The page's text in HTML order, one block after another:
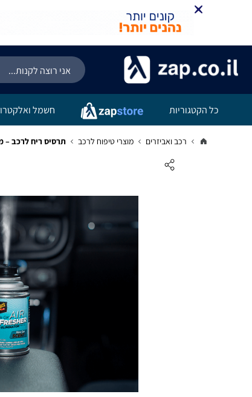
כל הקטגוריות חשמל
רכב ואביזרים מוצרי טיפוח לרכב תרסיס ריח לרכב –